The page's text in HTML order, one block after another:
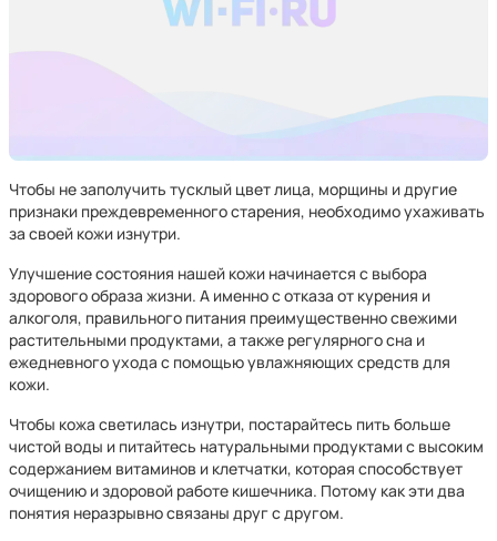
Чтобы не заполучить тусклый цвет лица, морщины и другие
признаки преждевременного старения, необходимо ухаживать
за своей кожи изнутри.
Улучшение состояния нашей кожи начинается с выбора
здорового образа жизни. А именно с отказа от курения и
алкоголя, правильного питания преимущественно свежими
растительными продуктами, а также регулярного сна и
ежедневного ухода с помощью увлажняющих средств для
кожи.
Чтобы кожа светилась изнутри, постарайтесь пить больше
чистой воды и питайтесь натуральными продуктами с высоким
содержанием витаминов и клетчатки, которая способствует
очищению и здоровой работе кишечника. Потому как эти два
понятия неразрывно связаны друг с другом.